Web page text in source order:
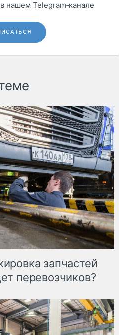
нашем Telegram‑канале
запчастей
перевозчиков?